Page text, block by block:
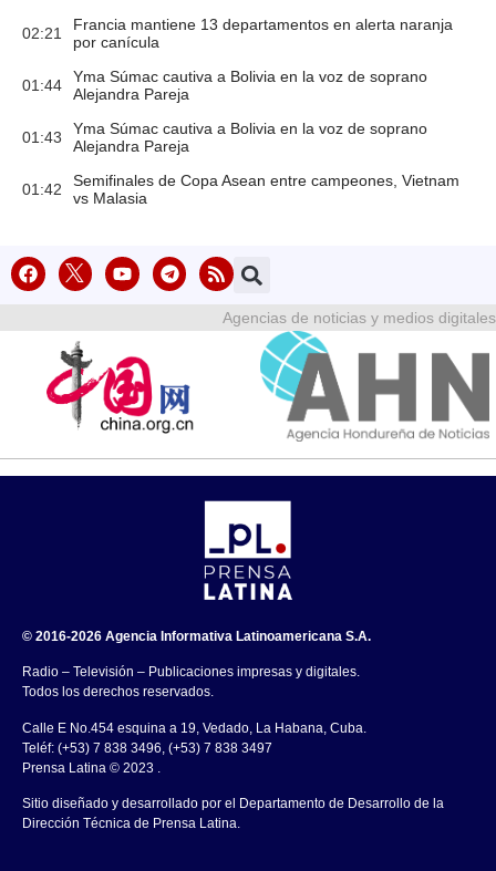
02:21
Francia mantiene 13 departamentos en alerta naranja
por canícula
01:44
Yma Súmac cautiva a Bolivia en la voz de soprano
Alejandra Pareja
01:43
Yma Súmac cautiva a Bolivia en la voz de soprano
Alejandra Pareja
01:42
Semifinales de Copa Asean entre campeones, Vietnam
vs Malasia
Agencias de noticias y medios digitales
© 2016-2026 Agencia Informativa Latinoamericana S.A.
Radio – Televisión – Publicaciones impresas y digitales.
Todos los derechos reservados.
Calle E No.454 esquina a 19, Vedado, La Habana, Cuba.
Teléf: (+53) 7 838 3496, (+53) 7 838 3497
Prensa Latina © 2023 .
Sitio diseñado y desarrollado por el Departamento de Desarrollo de la
Dirección Técnica de Prensa Latina.